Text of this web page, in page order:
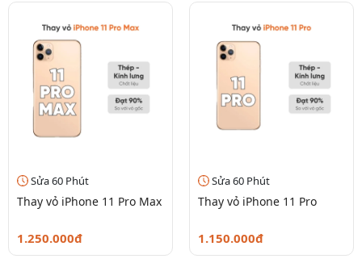
Sửa 60 Phút
Thay vỏ iPhone 11 Pro Max
1.250.000đ
Sửa 60 Phút
Thay vỏ iPhone 11 Pro
1.150.000đ